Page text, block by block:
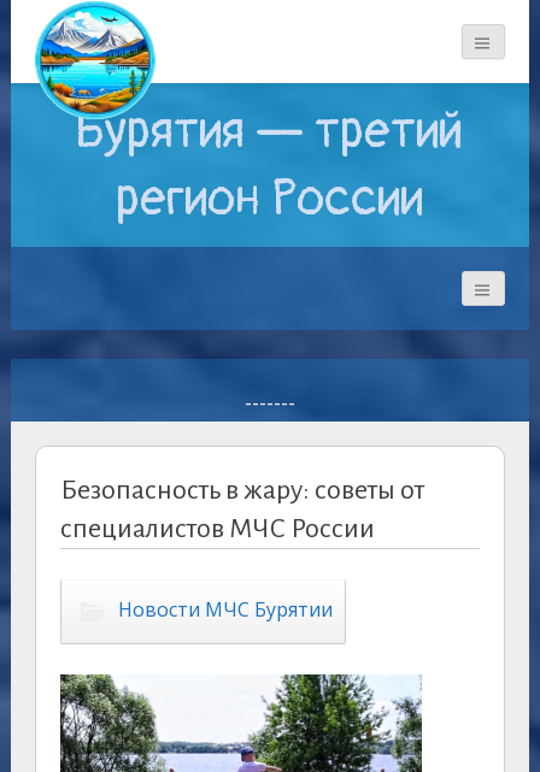
Бурятия — третий
регион России
-------
Безопасность в жару: советы от
специалистов МЧС России
Новости МЧС Бурятии